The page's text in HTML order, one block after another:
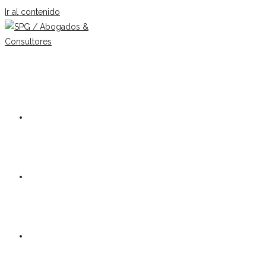
Ir al contenido